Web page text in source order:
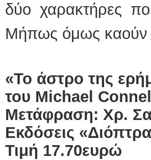
δύο χαρακτήρες
Μήπως όμως καούν
«Το άστρο της
του Michael
Μετάφραση: Χρ.
Εκδόσεις
Τιμή 17.70ευρώ